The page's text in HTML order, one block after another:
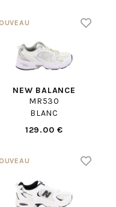
NEW BALANCE
MR530
BLANC
129.00 €